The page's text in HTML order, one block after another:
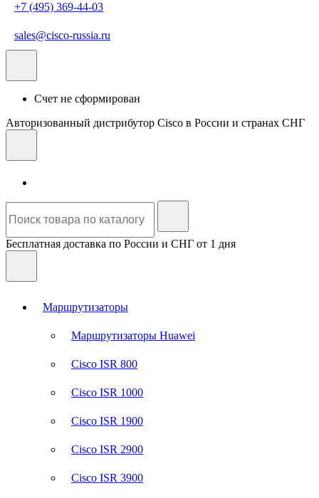
+7 (495) 369-44-03
sales@cisco-russia.ru
Счет не сформирован
Авторизованный дистрибутор Cisco в России и странах СНГ
Бесплатная доставка по России и СНГ от 1 дня
Маршрутизаторы
Маршрутизаторы Huawei
Cisco ISR 800
Cisco ISR 1000
Cisco ISR 1900
Cisco ISR 2900
Cisco ISR 3900